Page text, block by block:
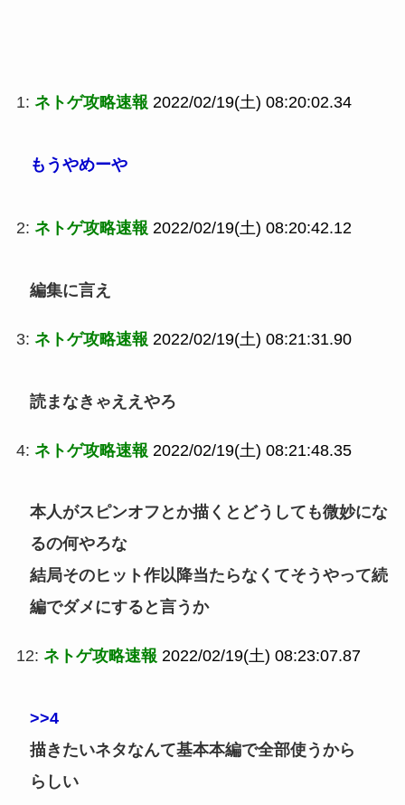
1: ネトゲ攻略速報 2022/02/19(土) 08:20:02.34
もうやめーや
2: ネトゲ攻略速報 2022/02/19(土) 08:20:42.12
編集に言え
3: ネトゲ攻略速報 2022/02/19(土) 08:21:31.90
読まなきゃええやろ
4: ネトゲ攻略速報 2022/02/19(土) 08:21:48.35
本人がスピンオフとか描くとどうしても微妙にな
るの何やろな
結局そのヒット作以降当たらなくてそうやって続
編でダメにすると言うか
12: ネトゲ攻略速報 2022/02/19(土) 08:23:07.87
>>4
描きたいネタなんて基本本編で全部使うから
らしい